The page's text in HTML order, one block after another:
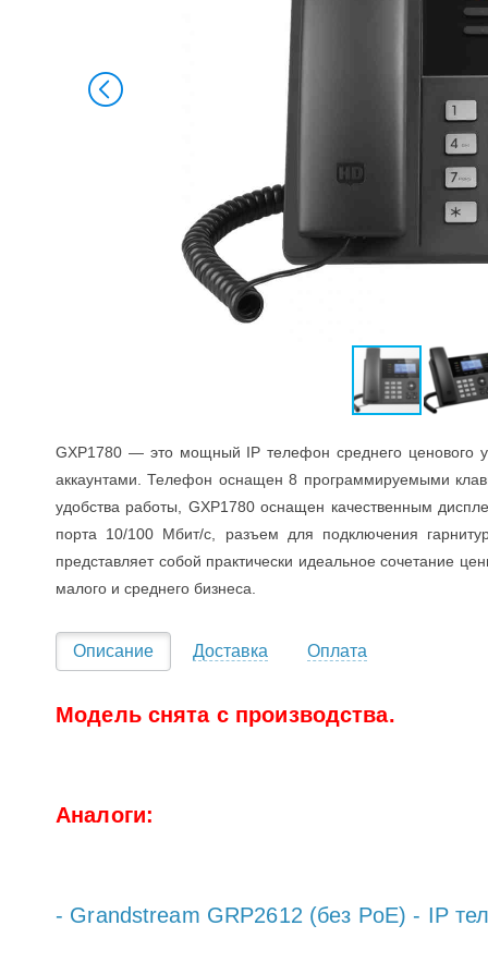
GXP1780 — это мощный IP телефон среднего ценового
аккаунтами. Телефон оснащен 8 программируемыми
удобства работы, GXP1780 оснащен качественным
порта 10/100 Мбит/с, разъем для подключения
представляет собой практически идеальное сочетание
малого и среднего бизнеса.
Описание Доставка Оплата
Модель снята с производства.
Аналоги:
- Grandstream GRP2612 (без PoE) - IP